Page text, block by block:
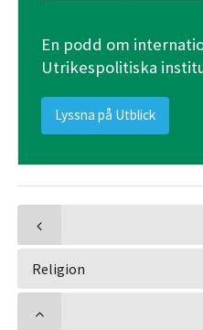
En podd om
Utrikespolitiska
Lyssna på Utblick
Religion